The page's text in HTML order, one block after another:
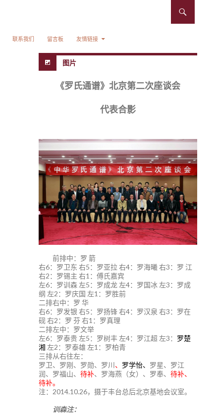
联系我们 留言板 友情链接
图片
《罗氏通谱》北京第二次座谈会
代表合影
前排中：罗 箭
右6：罗卫东 右5：罗亚拉 右4：罗海曦 右3：罗 江
右2：罗锡主 右1：傅氏嘉宾
左6：罗训森 左5：罗成龙 左4：罗国冰 左3：罗成
纲 左2：罗庆国 左1：罗胜前
二排右中：罗 华
右6：罗发银 右5：罗扬锋 右4：罗汉泉 右3：罗在
砚 右2：罗 芬 右1：罗真理
二排左中：罗文举
左6：罗泰贵 左5：罗树丰 左4：罗江超 左3： 罗楚
湘 左2：罗泰雄 左1：罗柏青
三排从右往左：
罗卫、罗刚、罗勋、罗川、 罗学怡、 罗星、罗江
润、罗福山、 待补、罗海燕（女）、罗奉、 待补、
待补。
注：2014.10.26，摄于丰台总后北京基地会议室。
训森注：